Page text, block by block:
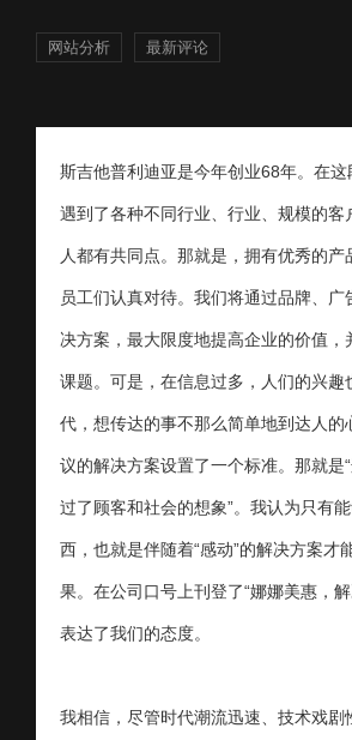
网站分析 最新评论
斯吉他普利迪亚是今年创业68年。在这
遇到了各种不同行业、行业、规模的客
人都有共同点。那就是，拥有优秀的产
员工们认真对待。我们将通过品牌、广
决方案，最大限度地提高企业的价值，
课题。可是，在信息过多，人们的兴趣
代，想传达的事不那么简单地到达人的
议的解决方案设置了一个标准。那就是
过了顾客和社会的想象”。我认为只有
西，也就是伴随着“感动”的解决方案才
果。在公司口号上刊登了“娜娜美惠，
表达了我们的态度。
我相信，尽管时代潮流迅速、技术戏剧